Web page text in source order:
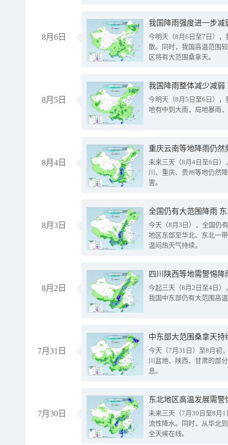
8月6日
今明天（8月6日至7日）
散。同时，我国高温范围
区将有大范围桑拿天。
8月5日
我国降雨整体减少减弱
今明天（8月5日至6日）
地有中到大雨，局地暴雨
8月4日
重庆云南等地降雨仍然
未来三天（8月4日至6日
川、重庆、贵州等地仍然
害。
8月3日
全国仍有大范围降雨
今天（8月3日），全国仍
地区东部至华北、东北一
温闷热天气持续。
8月2日
今起三天（8月2日至4日
我国中东部仍有大范围高
7月31日
中东部大范围桑拿天
今天（7月31日）至8月初
川盆地、陕西、甘肃的部
息。
7月30日
东北地区高温发展需
未来三天（7月30日至8月
流性降水。同时，从华北
全天候在线。